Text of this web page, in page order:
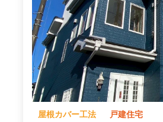
屋根カバー工法 戸建住宅